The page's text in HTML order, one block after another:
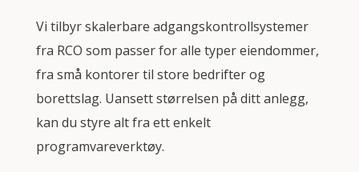
Vi tilbyr skalerbare adgangskontrollsystemer
fra RCO som passer for alle typer eiendommer,
fra små kontorer til store bedrifter og
borettslag. Uansett størrelsen på ditt anlegg,
kan du styre alt fra ett enkelt
programvareverktøy.